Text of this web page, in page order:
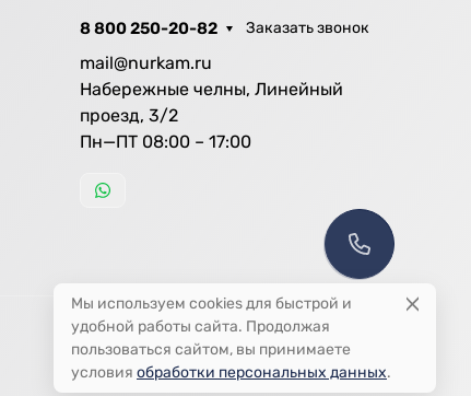
8 800 250-20-82 Заказать звонок
mail@nurkam.ru
Набережные челны, Линейный
проезд, 3/2
Пн—ПТ 08:00 – 17:00
Мы используем cookies для быстрой и
удобной работы сайта. Продолжая
пользоваться сайтом, вы принимаете
условия обработки персональных данных.